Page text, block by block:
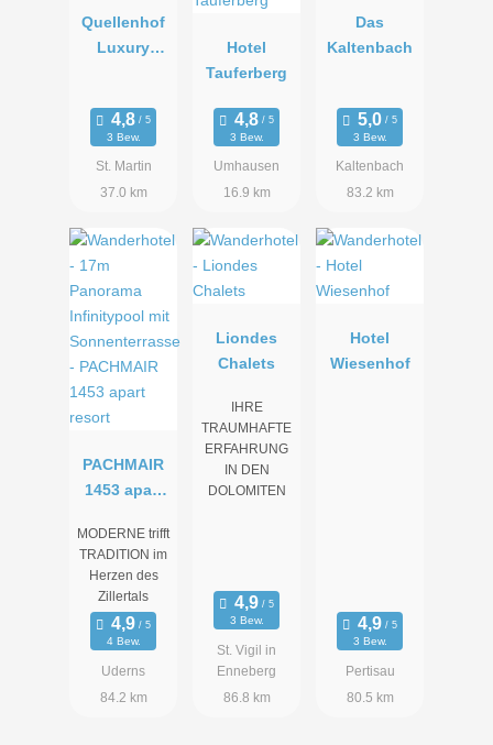
Quellenhof
Luxury
3 Bew.
St. Martin
37.0 km
Hotel
Tauferberg
3 Bew.
Umhausen
16.9 km
Das
Kaltenbach
3 Bew.
Kaltenbach
83.2 km
PACHMAIR
1453 apart
MODERNE trifft
TRADITION im
Herzen des
Zillertals
4 Bew.
Uderns
84.2 km
Liondes
Chalets
IHRE
TRAUMHAFTE
ERFAHRUNG
IN DEN
DOLOMITEN
3 Bew.
St. Vigil in
Enneberg
86.8 km
Hotel
Wiesenhof
3 Bew.
Pertisau
80.5 km